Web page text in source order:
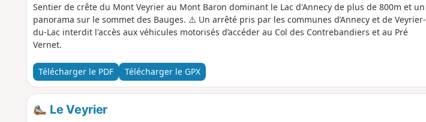
Sentier de crête du Mont Veyrier au Mont Baron dominant le Lac d'Annecy de plus de 800m et un
panorama sur le sommet des Bauges. ⚠️ Un arrêté pris par les communes d’Annecy et de Veyrier-
du-Lac interdit l'accès aux véhicules motorisés d’accéder au Col des Contrebandiers et au Pré
Vernet.
Télécharger le PDF Télécharger le GPX
Le Veyrier